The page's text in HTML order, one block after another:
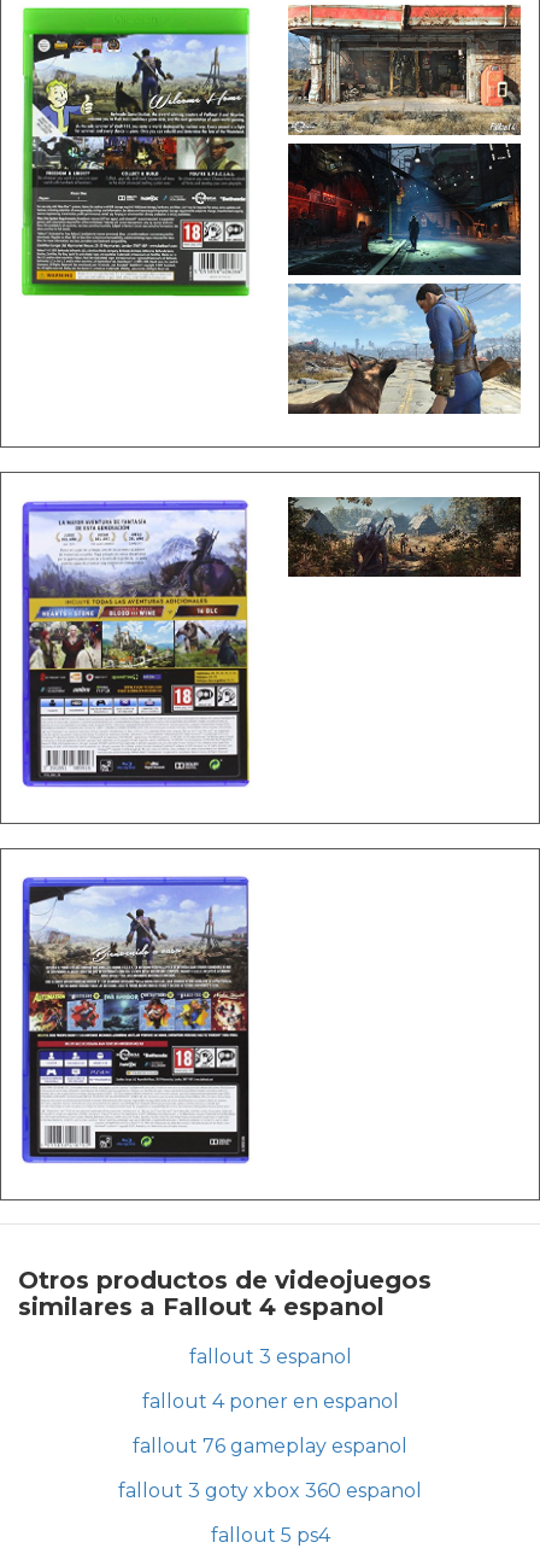
Otros productos de videojuegos
similares a Fallout 4 espanol
fallout 3 espanol
fallout 4 poner en espanol
fallout 76 gameplay espanol
fallout 3 goty xbox 360 espanol
fallout 5 ps4